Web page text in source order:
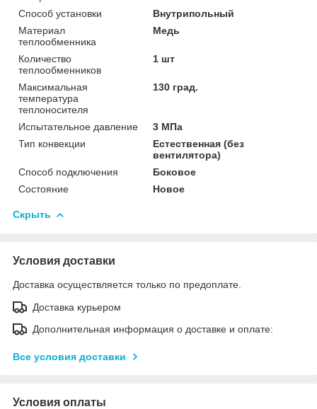
Способ установки
Внутрипольный
Материал
теплообменника
Медь
Количество
теплообменников
1 шт
Максимальная
температура
теплоносителя
130 град.
Испытательное давление
3 МПа
Тип конвекции
Естественная (без
вентилятора)
Способ подключения
Боковое
Состояние
Новое
Скрыть
Условия доставки
Доставка осуществляется только по предоплате.
Доставка курьером
Дополнительная информация о доставке и оплате:
Все условия доставки
Условия оплаты